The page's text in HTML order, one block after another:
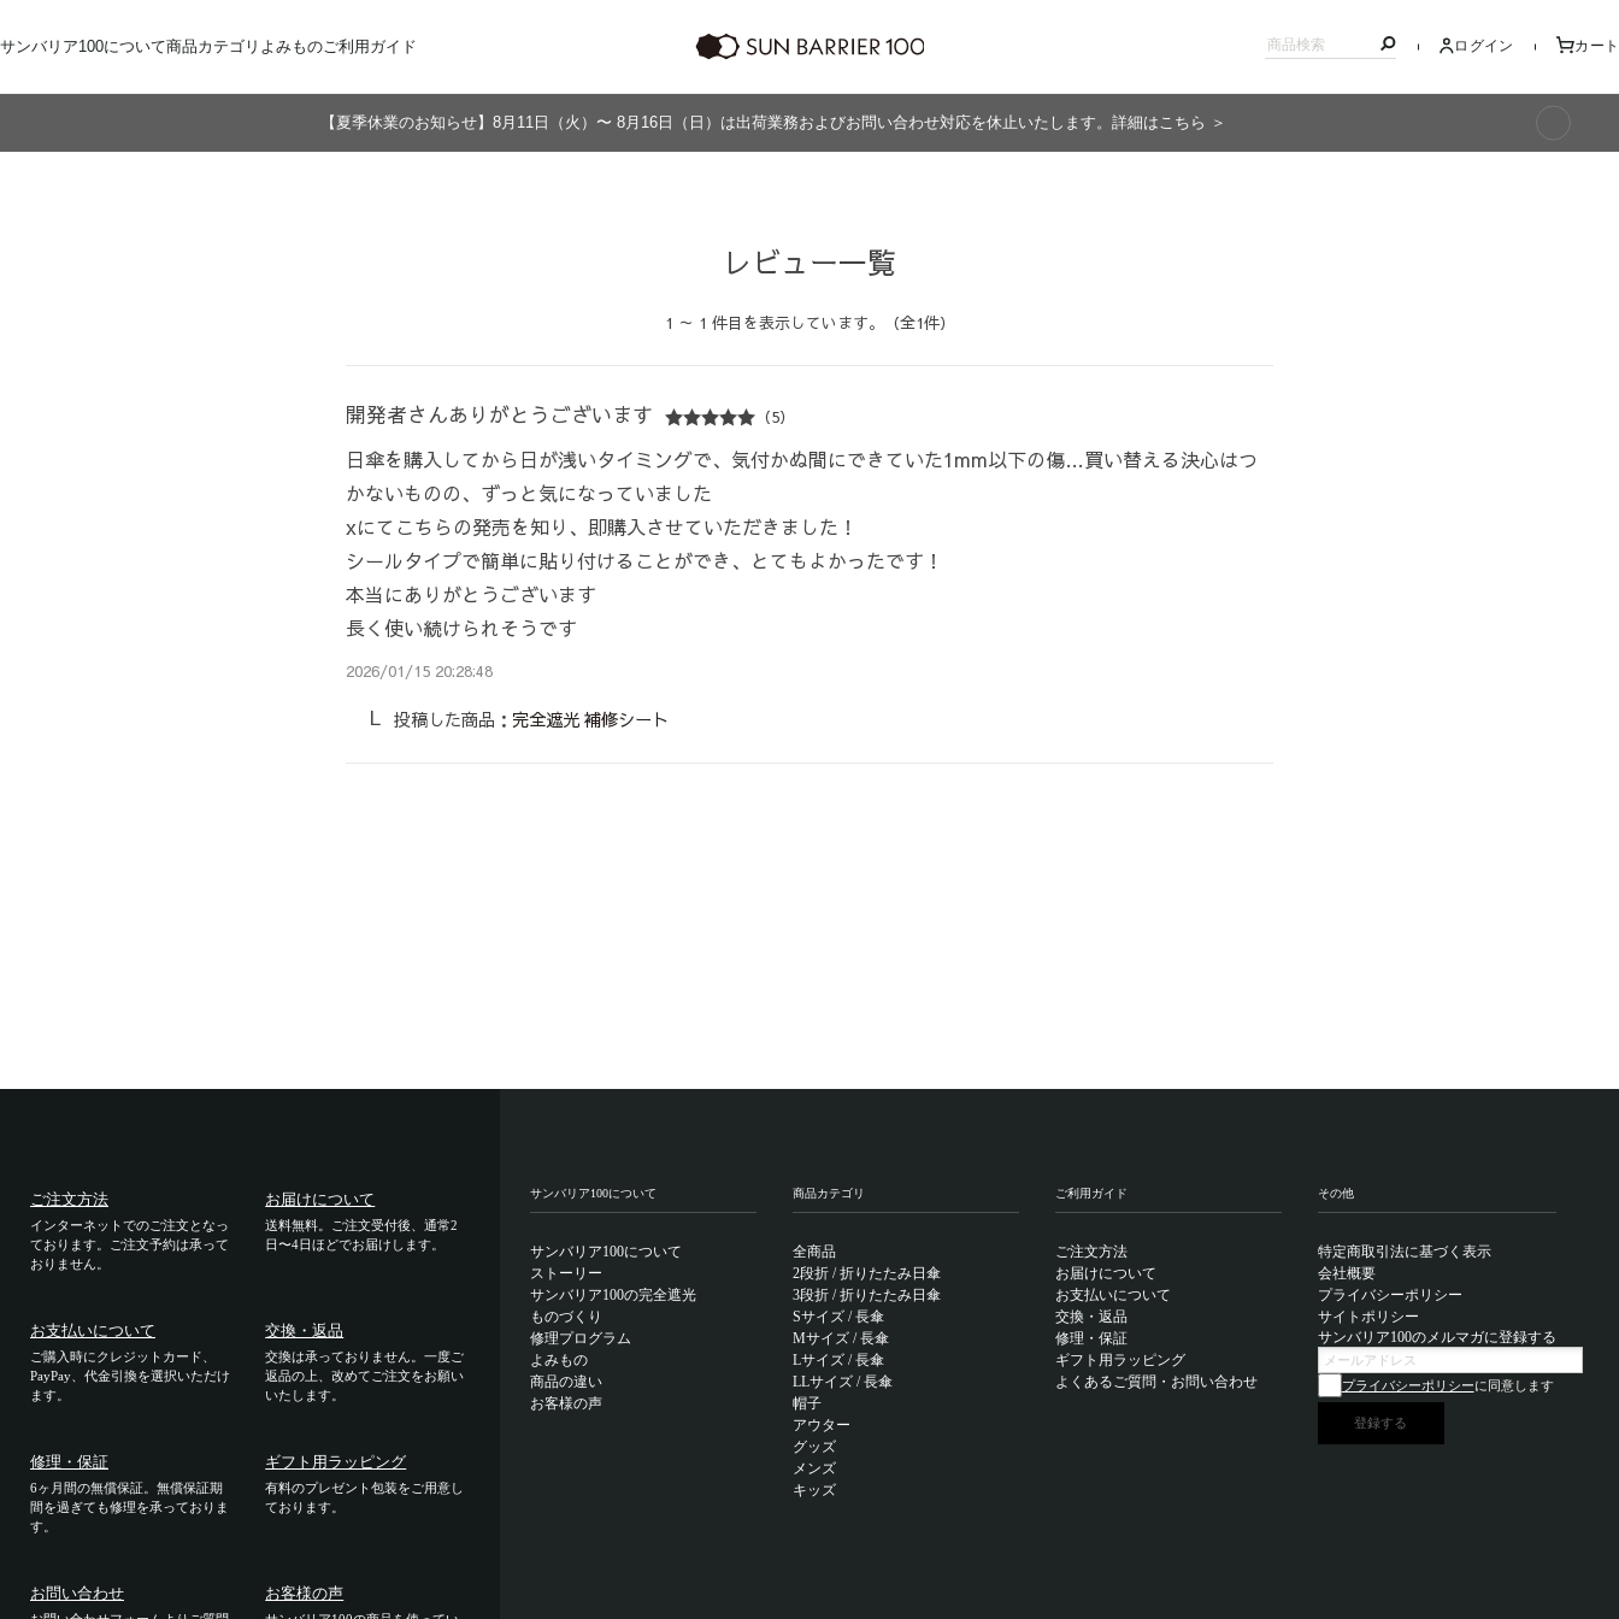
サンバリア100について商品カテゴリ よみものご利用ガイド ログイン カート
【夏季休業のお知らせ】8月11日（火）〜 8月16日（日）は出荷業務およびお問い合わせ対応を休止いたします。詳細はこちら ＞
レビュー一覧
1 ～ 1 件目を表示しています。（全1件）
開発者さんありがとうございます （5）
日傘を購入してから日が浅いタイミングで、気付かぬ間にできていた1mm以下の傷…買い替える決心はつ
かないものの、ずっと気になっていました
xにてこちらの発売を知り、即購入させていただきました！
シールタイプで簡単に貼り付けることができ、とてもよかったです！
本当にありがとうございます
長く使い続けられそうです
2026/01/15 20:28:48
投稿した商品： 完全遮光 補修シート
ご注文方法
インターネットでのご注文となっ
ております。ご注文予約は承って
おりません。
お届けについて
送料無料。ご注文受付後、通常2
日〜4日ほどでお届けします。
お支払いについて
ご購入時にクレジットカード、
PayPay、代金引換を選択いただけ
ます。
交換・返品
交換は承っておりません。一度ご
返品の上、改めてご注文をお願い
いたします。
修理・保証
6ヶ月間の無償保証。無償保証期
間を過ぎても修理を承っておりま
す。
ギフト用ラッピング
有料のプレゼント包装をご用意し
ております。
お問い合わせ お客様の声
サンバリア100について
サンバリア100について
ストーリー
サンバリア100の完全遮光
ものづくり
修理プログラム
よみもの
商品の違い
お客様の声
商品カテゴリ
全商品
2段折 / 折りたたみ日傘
3段折 / 折りたたみ日傘
Sサイズ / 長傘
Mサイズ / 長傘
Lサイズ / 長傘
LLサイズ / 長傘
帽子
アウター
グッズ
メンズ
キッズ
ご利用ガイド
ご注文方法
お届けについて
お支払いについて
交換・返品
修理・保証
ギフト用ラッピング
よくあるご質問・お問い合わせ
その他
特定商取引法に基づく表示
会社概要
プライバシーポリシー
サイトポリシー
サンバリア100のメルマガに登録する
プライバシーポリシーに同意します
登録する